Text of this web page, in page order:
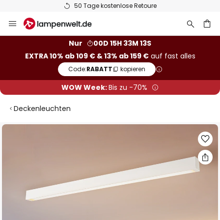
50 Tage kostenlose Retoure
Inhalt
Nur
00D 15H 33M 12S
EXTRA 10% ab 109 € & 13% ab 159 €auf fast alles
Code:RABATT kopieren
WOW Week:Bis zu -70%
Deckenleuchten
Zum